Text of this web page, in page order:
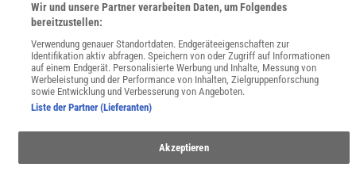
Wir und unsere Partner verarbeiten Daten, um Folgendes
bereitzustellen:
Verwendung genauer Standortdaten. Endgeräteeigenschaften zur
Identifikation aktiv abfragen. Speichern von oder Zugriff auf Informationen
auf einem Endgerät. Personalisierte Werbung und Inhalte, Messung von
Werbeleistung und der Performance von Inhalten, Zielgruppenforschung
sowie Entwicklung und Verbesserung von Angeboten.
Liste der Partner (Lieferanten)
Akzeptieren